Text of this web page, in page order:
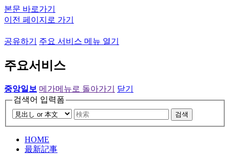
본문 바로가기
이전 페이지로 가기
공유하기 주요 서비스 메뉴 열기
주요서비스
중앙일보 메가메뉴로 돌아가기
닫기
검색어 입력폼
검색
HOME
最新記事